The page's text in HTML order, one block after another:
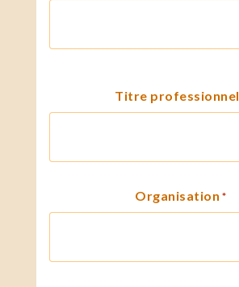
Titre professionnel
Organisation *